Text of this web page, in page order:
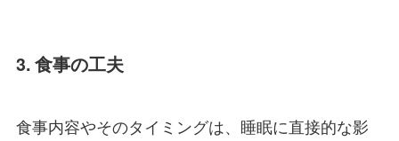
3. 食事の工夫
食事内容やそのタイミングは、睡眠に直接的な影